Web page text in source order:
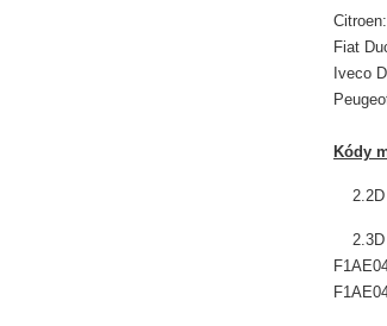
Fiat
Iveco
Kódy